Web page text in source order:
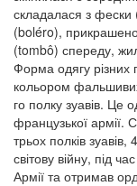
складалася з фески
(boléro),
(tombô) спереду,
Форма одягу різних
кольором
го полку зуавів. Це
французької армії.
трьох полків
світову війну, під
Армії та отримав